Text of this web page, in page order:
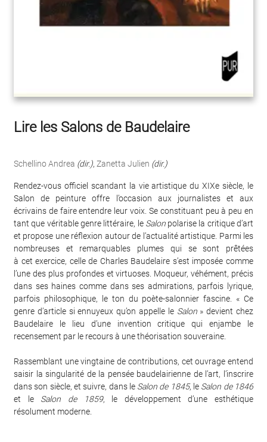
Lire les Salons de Baudelaire
Schellino Andrea (dir.), Zanetta Julien (dir.)
Rendez-vous officiel scandant la vie artistique du XIXe siècle, le
Salon de peinture offre l’occasion aux journalistes et aux
écrivains de faire entendre leur voix. Se constituant peu à peu en
tant que véritable genre littéraire, le Salonpolarise la critique d’art
et propose une réflexion autour de l’actualité artistique. Parmi les
nombreuses et remarquables plumes qui se sont prêtées
à cet exercice, celle de Charles Baudelaire s’est imposée comme
l’une des plus profondes et virtuoses. Moqueur, véhément, précis
dans ses haines comme dans ses admirations, parfois lyrique,
parfois philosophique, le ton du poète-salonnier fascine. « Ce
genre d’article si ennuyeux qu’on appelle le Salon» devient chez
Baudelaire le lieu d’une invention critique qui enjambe le
recensement par le recours à une théorisation souveraine.
Rassemblant une vingtaine de contributions, cet ouvrage entend
saisir la singularité de la pensée baudelairienne de l’art, l’inscrire
dans son siècle, et suivre, dans le Salon de 1845, le Salon de 1846
et le Salon de 1859, le développement d’une esthétique
résolument moderne.